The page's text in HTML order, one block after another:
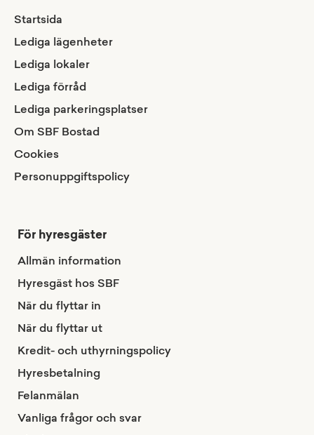
Startsida
Lediga lägenheter
Lediga lokaler
Lediga förråd
Lediga parkeringsplatser
Om SBF Bostad
Cookies
Personuppgiftspolicy
För hyresgäster
Allmän information
Hyresgäst hos SBF
När du flyttar in
När du flyttar ut
Kredit- och uthyrningspolicy
Hyresbetalning
Felanmälan
Vanliga frågor och svar